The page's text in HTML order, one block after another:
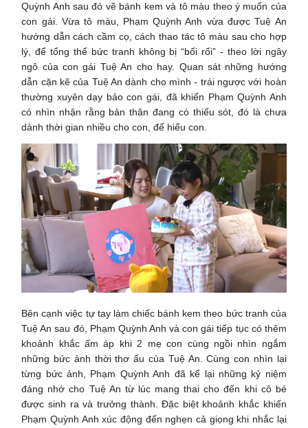
Quỳnh Anh sau đó vẽ bánh kem và tô màu theo ý muốn của
con gái. Vừa tô màu, Phạm Quỳnh Anh vừa được Tuệ An
hướng dẫn cách cầm cọ, cách thao tác tô màu sau cho hợp
lý, để tổng thể bức tranh không bị “bối rối” - theo lời ngây
ngô của con gái Tuệ An cho hay. Quan sát những hướng
dẫn cặn kẽ của Tuệ An dành cho mình - trái ngược với hoàn
thường xuyên dạy bảo con gái, đã khiến Phạm Quỳnh Anh
có nhìn nhận rằng bản thân đang có thiếu sót, đó là chưa
dành thời gian nhiều cho con, để hiểu con.
Bên cạnh việc tự tay làm chiếc bánh kem theo bức tranh của
Tuệ An sau đó, Phạm Quỳnh Anh và con gái tiếp tục có thêm
khoảnh khắc ấm áp khi 2 mẹ con cùng ngồi nhìn ngắm
những bức ảnh thời thơ ấu của Tuệ An. Cùng con nhìn lại
từng bức ảnh, Phạm Quỳnh Anh đã kể lại những kỷ niệm
đáng nhớ cho Tuệ An từ lúc mang thai cho đến khi cô bé
được sinh ra và trưởng thành. Đặc biệt khoảnh khắc khiến
Phạm Quỳnh Anh xúc động đến nghẹn cả giọng khi nhắc lại